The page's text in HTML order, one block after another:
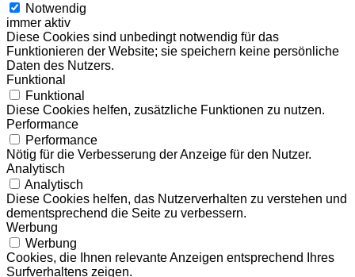
Notwendig
immer aktiv
Diese Cookies sind unbedingt notwendig für das
Funktionieren der Website; sie speichern keine persönliche
Daten des Nutzers.
Funktional
Funktional
Diese Cookies helfen, zusätzliche Funktionen zu nutzen.
Performance
Performance
Nötig für die Verbesserung der Anzeige für den Nutzer.
Analytisch
Analytisch
Diese Cookies helfen, das Nutzerverhalten zu verstehen und
dementsprechend die Seite zu verbessern.
Werbung
Werbung
Cookies, die Ihnen relevante Anzeigen entsprechend Ihres
Surfverhaltens zeigen.